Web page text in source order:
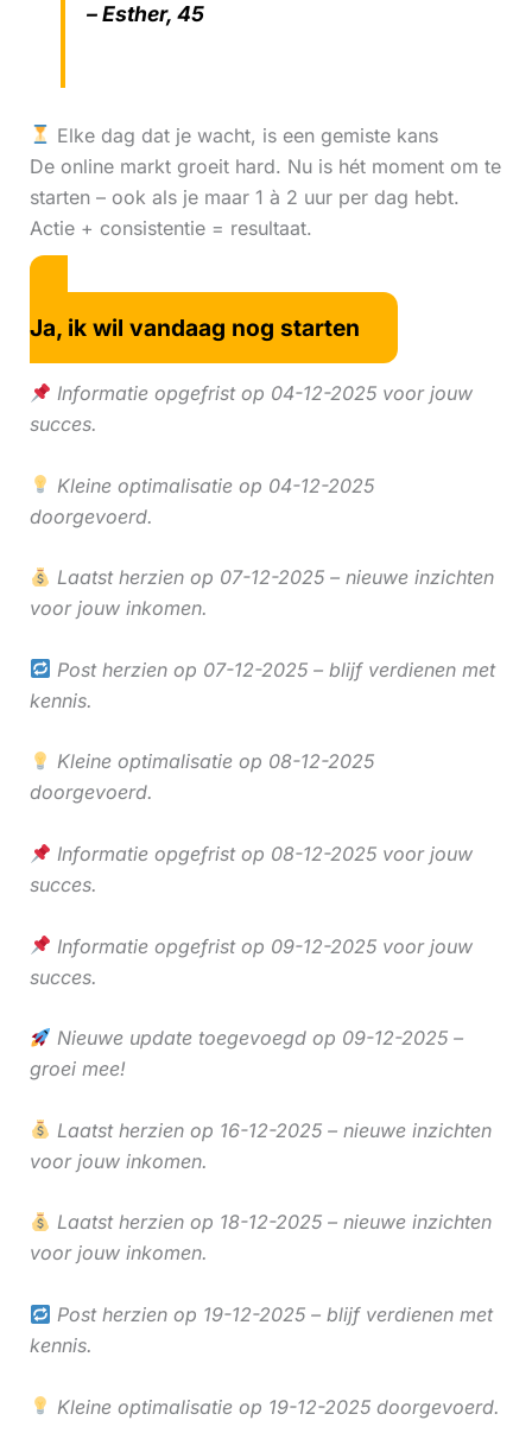
– Esther, 45
Elke dag dat je wacht, is een gemiste kans
De online markt groeit hard. Nu is hét moment om te
starten – ook als je maar 1 à 2 uur per dag hebt.
Actie + consistentie = resultaat.
Ja, ik wil vandaag nog starten
Informatie opgefrist op 04-12-2025 voor jouw
succes.
Kleine optimalisatie op 04-12-2025
doorgevoerd.
Laatst herzien op 07-12-2025 – nieuwe inzichten
voor jouw inkomen.
Post herzien op 07-12-2025 – blijf verdienen met
kennis.
Kleine optimalisatie op 08-12-2025
doorgevoerd.
Informatie opgefrist op 08-12-2025 voor jouw
succes.
Informatie opgefrist op 09-12-2025 voor jouw
succes.
Nieuwe update toegevoegd op 09-12-2025 –
groei mee!
Laatst herzien op 16-12-2025 – nieuwe inzichten
voor jouw inkomen.
Laatst herzien op 18-12-2025 – nieuwe inzichten
voor jouw inkomen.
Post herzien op 19-12-2025 – blijf verdienen met
kennis.
Kleine optimalisatie op 19-12-2025 doorgevoerd.